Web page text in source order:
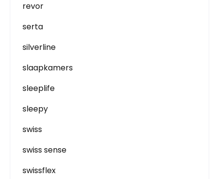
revor
serta
silverline
slaapkamers
sleeplife
sleepy
swiss
swiss sense
swissflex